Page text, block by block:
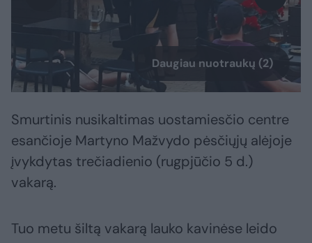
Daugiau nuotraukų (2)
Smurtinis nusikaltimas uostamiesčio centre
esančioje Martyno Mažvydo pėsčiųjų alėjoje
įvykdytas trečiadienio (rugpjūčio 5 d.)
vakarą.
Tuo metu šiltą vakarą lauko kavinėse leido